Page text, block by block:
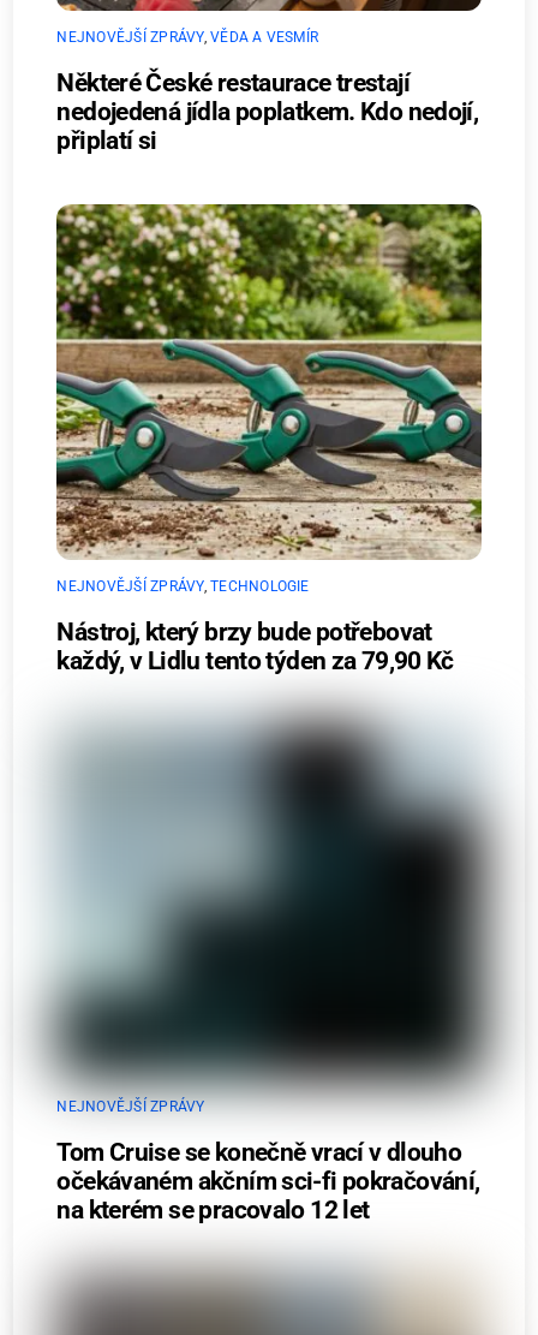
NEJNOVĚJŠÍ ZPRÁVY,VĚDA A VESMÍR
Některé České restaurace trestají
nedojedená jídla poplatkem. Kdo nedojí,
připlatí si
NEJNOVĚJŠÍ ZPRÁVY,TECHNOLOGIE
Nástroj, který brzy bude potřebovat
každý, v Lidlu tento týden za 79,90 Kč
NEJNOVĚJŠÍ ZPRÁVY
Tom Cruise se konečně vrací v dlouho
očekávaném akčním sci-fi pokračování,
na kterém se pracovalo 12 let